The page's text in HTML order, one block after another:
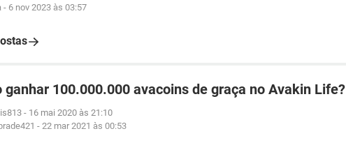
- 6 nov 2023 às 03:57
ganhar 100.000.000 avacoins de graça no Avakin Life?
- 16 mai 2020 às 21:10
- 22 mar 2021 às 00:53